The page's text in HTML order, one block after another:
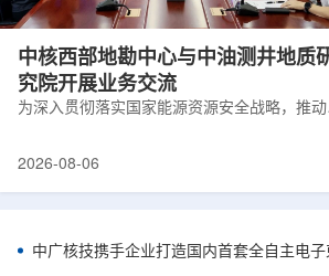
中核西部地勘中心与中油测井地质
究院开展业务交流
为深入贯彻落实国家能源资源安全战略，推动
地质研究院，开展专项技术交流研讨。会上
内油气测井成套装备、井下探测、岩石物理实
验、智能测井解释、深井探测及多源地质数据
2026-08-06
中广核技携手企业打造国内首套全自主电